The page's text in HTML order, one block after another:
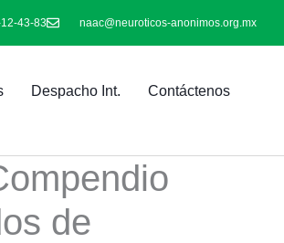
43-83 naac@neuroticos-anonimos.org.mx
Despacho Int. Contáctenos
de